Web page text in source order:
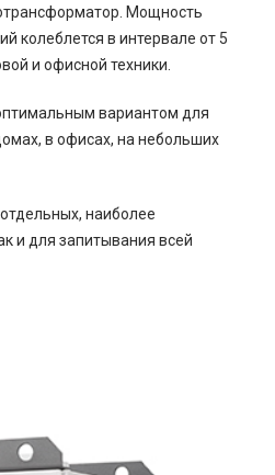
Мощность
колеблется в интервале от 5
и офисной техники.
вариантом для
в офисах, на небольших
наиболее
и для запитывания всей